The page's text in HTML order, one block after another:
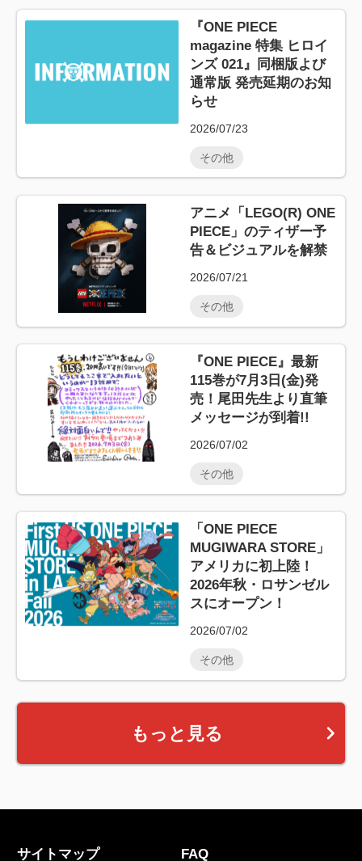
『ONE PIECE
magazine 特集 ヒロイ
ンズ 021』同梱版よび
通常版 発売延期のお知
らせ
2026/07/23
その他
アニメ「LEGO(R) ONE
PIECE」のティザー予
告＆ビジュアルを解禁
2026/07/21
その他
『ONE PIECE』最新
115巻が7月3日(金)発
売！尾田先生より直筆
メッセージが到着!!
2026/07/02
その他
「ONE PIECE
MUGIWARA STORE」
アメリカに初上陸！
2026年秋・ロサンゼル
スにオープン！
2026/07/02
その他
もっと見る
サイトマップ FAQ